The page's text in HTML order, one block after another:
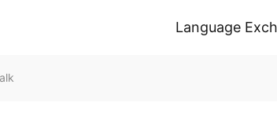
Language